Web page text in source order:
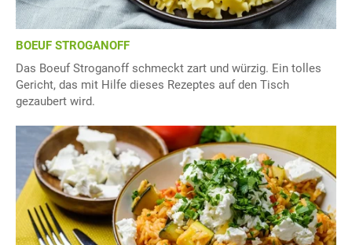
BOEUF STROGANOFF
Das Boeuf Stroganoff schmeckt zart und würzig. Ein tolles
Gericht, das mit Hilfe dieses Rezeptes auf den Tisch
gezaubert wird.